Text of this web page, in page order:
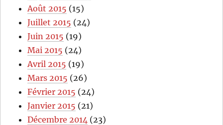
Août 2015 (15)
Juillet 2015 (24)
Juin 2015 (19)
Mai 2015 (24)
Avril 2015 (19)
Mars 2015 (26)
Février 2015 (24)
Janvier 2015 (21)
Décembre 2014 (23)